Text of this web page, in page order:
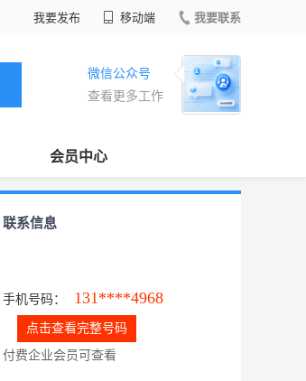
我要发布 移动端 我要联系
微信公众号
查看更多工作
会员中心
联系信息
手机号码： 131****4968
点击查看完整号码
付费企业会员可查看